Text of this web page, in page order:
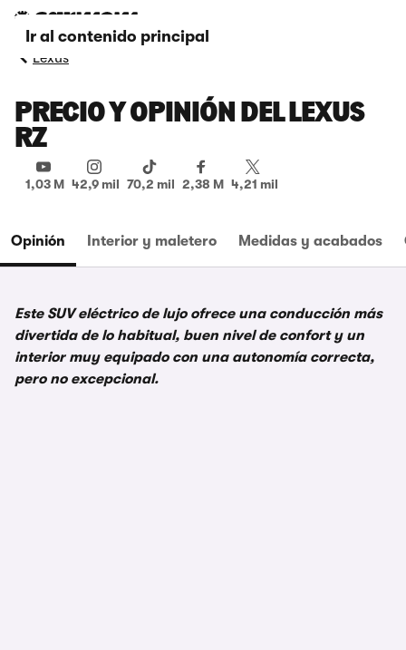
Ir al contenido principal
Lexus
PRECIO Y OPINIÓN DEL LEXUS
RZ
1,03 M 42,9 mil 70,2 mil 2,38 M 4,21 mil
Opinión Interior y maletero Medidas y acabados
Este SUV eléctrico de lujo ofrece una conducción más
divertida de lo habitual, buen nivel de confort y un
interior muy equipado con una autonomía correcta,
pero no excepcional.